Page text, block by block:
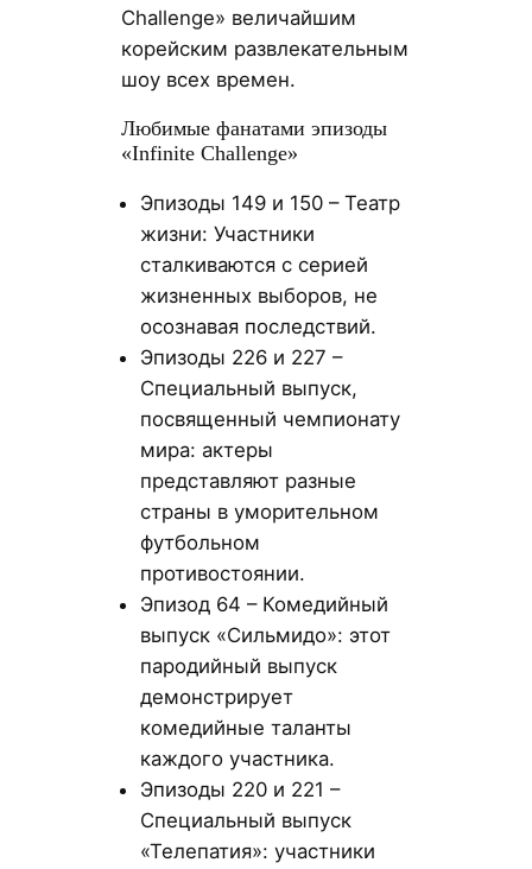
Challenge» величайшим
корейским развлекательным
шоу всех времен.
Любимые фанатами эпизоды
«Infinite Challenge»
Эпизоды 149 и 150 – Театр
жизни: Участники
сталкиваются с серией
жизненных выборов, не
осознавая последствий.
Эпизоды 226 и 227 –
Специальный выпуск,
посвященный чемпионату
мира: актеры
представляют разные
страны в уморительном
футбольном
противостоянии.
Эпизод 64 – Комедийный
выпуск «Сильмидо»: этот
пародийный выпуск
демонстрирует
комедийные таланты
каждого участника.
Эпизоды 220 и 221 –
Специальный выпуск
«Телепатия»: участники